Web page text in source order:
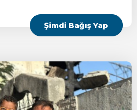
Şimdi Bağış Yap